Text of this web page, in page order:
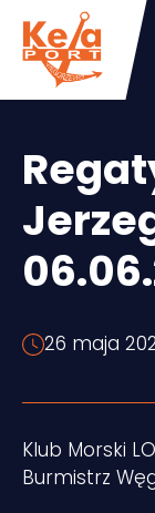
26 maja
Klub Morski
Burmistrz